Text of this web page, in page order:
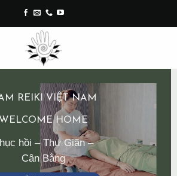
REIKI VIỆT NAM
WELCOME HOME
hồi – Thư Giãn –
Cân Bằng